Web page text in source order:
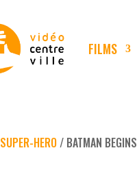
FILMS
SUPER-HERO/ BATMAN BEGINS